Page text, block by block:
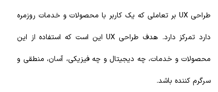
طراحی UX بر تعاملی که یک کاربر با محصولات و خدمات روزمره
دارد تمرکز دارد. هدف طراحی UX این است که استفاده از این
محصولات و خدمات، چه دیجیتال و چه فیزیکی، آسان، منطقی و
سرگرم کننده باشد.